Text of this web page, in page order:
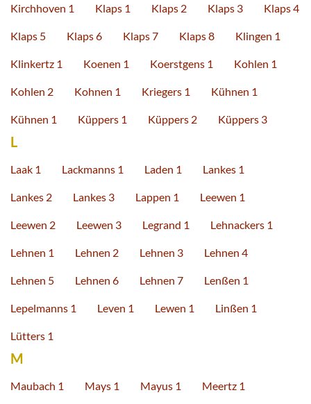
Kirchhoven 1 Klaps 1 Klaps 2 Klaps 3 Klaps 4
Klaps 5 Klaps 6 Klaps 7 Klaps 8 Klingen 1
Klinkertz 1 Koenen 1 Koerstgens 1 Kohlen 1
Kohlen 2 Kohnen 1 Kriegers 1 Kühnen 1
Kühnen 1 Küppers 1 Küppers 2 Küppers 3
L
Laak 1 Lackmanns 1 Laden 1 Lankes 1
Lankes 2 Lankes 3 Lappen 1 Leewen 1
Leewen 2 Leewen 3 Legrand 1 Lehnackers 1
Lehnen 1 Lehnen 2 Lehnen 3 Lehnen 4
Lehnen 5 Lehnen 6 Lehnen 7 Lenßen 1
Lepelmanns 1 Leven 1 Lewen 1 Linßen 1
Lütters 1
M
Maubach 1 Mays 1 Mayus 1 Meertz 1